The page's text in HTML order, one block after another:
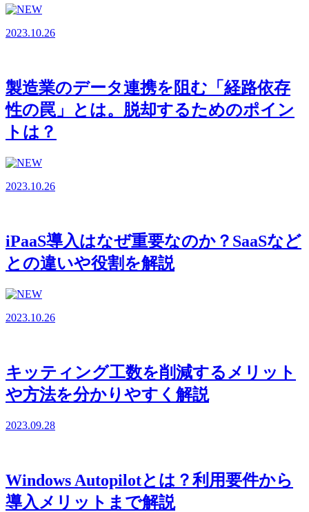
2023.10.26
製造業のデータ連携を阻む「経路依存
性の罠」とは。脱却するためのポイン
トは？
2023.10.26
iPaaS導入はなぜ重要なのか？SaaSなど
との違いや役割を解説
2023.10.26
キッティング工数を削減するメリット
や方法を分かりやすく解説
2023.09.28
Windows Autopilotとは？利用要件から
導入メリットまで解説